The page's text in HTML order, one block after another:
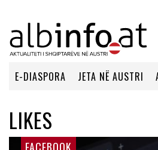
E-DIASPORA JETA NË AUSTRI
LIKES